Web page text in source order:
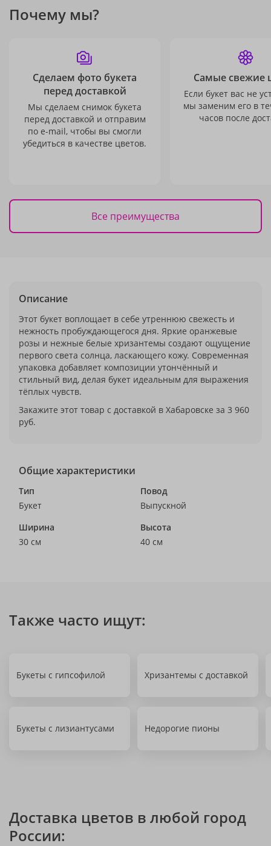
Почему мы?
Сделаем фото букета
перед доставкой
Мы сделаем снимок букета
перед доставкой и отправим
по e-mail, чтобы вы смогли
убедиться в качестве цветов.
Самые свежие
Если букет вас не
мы заменим его в
часов после
Все преимущества
Описание
Этот букет воплощает в себе утреннюю свежесть и
нежность пробуждающегося дня. Яркие оранжевые
розы и нежные белые хризантемы создают ощущение
первого света солнца, ласкающего кожу. Современная
упаковка добавляет композиции утончённый и
стильный вид, делая букет идеальным для выражения
тёплых чувств.
Закажите этот товар с доставкой в Хабаровске за 3 960
руб.
Общие характеристики
Тип
Букет
Повод
Выпускной
Ширина
30 см
Высота
40 см
Также часто ищут:
Букеты с гипсофилой Хризантемы с доставкой
Букеты с лизиантусами Недорогие пионы
Доставка цветов в любой город
России: